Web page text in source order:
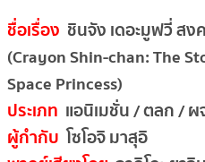
ชื่อเรื่อง ชินจัง เดอะมูฟวี่ สง
(Crayon Shin-chan: The
Space Princess)
ประเภท แอนิเมชั่น / ตลก /
ผู้กำกับ โซโอจิ มาสุอิ